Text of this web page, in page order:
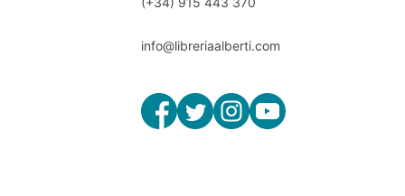
info@libreriaalberti.com